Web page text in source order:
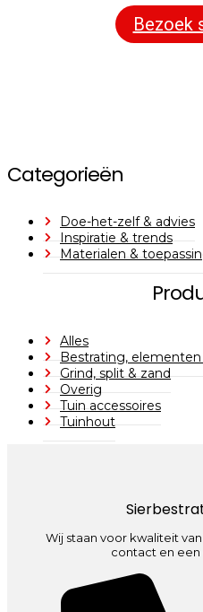
Bezoek
Categorieën
Doe-het-zelf & advies
Inspiratie & trends
Materialen &
Alles
Bestrating,
Grind, split & zand
Overig
Tuin accessoires
Tuinhout
Wij staan voor kwaliteit
contact en